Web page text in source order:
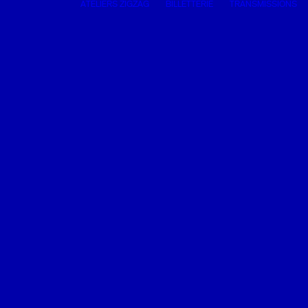
ATELIERS ZIGZAG BILLETTERIE TRANSMISSIONS